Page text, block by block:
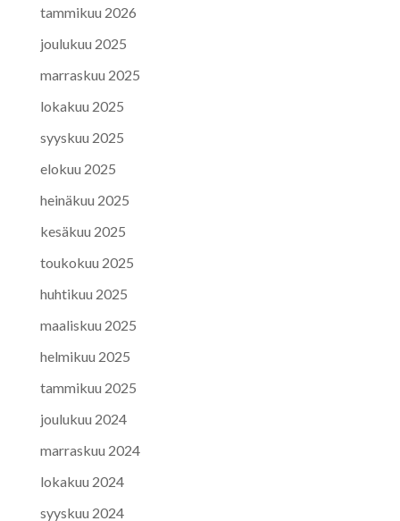
tammikuu 2026
joulukuu 2025
marraskuu 2025
lokakuu 2025
syyskuu 2025
elokuu 2025
heinäkuu 2025
kesäkuu 2025
toukokuu 2025
huhtikuu 2025
maaliskuu 2025
helmikuu 2025
tammikuu 2025
joulukuu 2024
marraskuu 2024
lokakuu 2024
syyskuu 2024